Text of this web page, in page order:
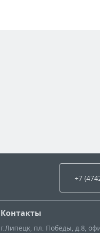
+7
Контакты
г.Липецк, пл. Победы, д.8,